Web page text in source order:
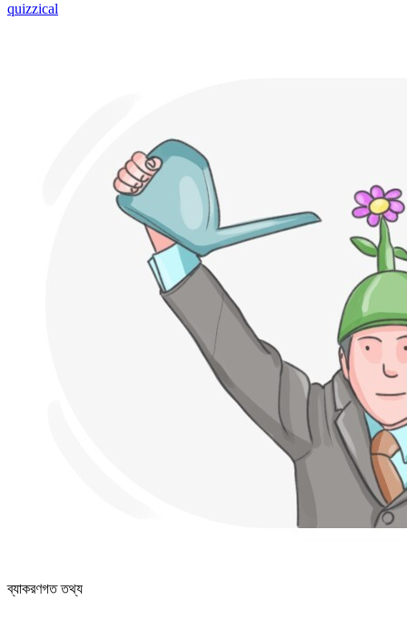
quizzical
ব্যাকরণগত তথ্য